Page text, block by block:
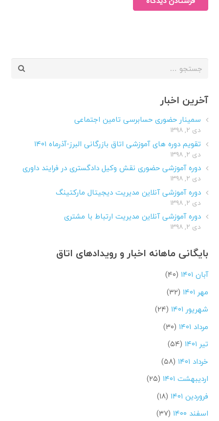
جستجو
آخرین اخبار
سمینار حضوری حسابرسی تامین اجتماعی
دی ۲, ۱۳۹۸
تقویم دوره های آموزشی اتاق بازرگانی البرز-آذرماه ۱۴۰۱
دی ۲, ۱۳۹۸
دوره آموزشی حضوری نقش وکیل دادگستری در فرایند داوری
دی ۲, ۱۳۹۸
دوره آموزشی آنلاین مدیریت دیجیتال مارکتینگ
دی ۲, ۱۳۹۸
دوره آموزشی آنلاین مدیریت ارتباط با مشتری
دی ۲, ۱۳۹۸
بایگانی ماهانه اخبار و رویدادهای اتاق
آبان ۱۴۰۱
(۴۰)
مهر ۱۴۰۱
(۳۲)
شهریور ۱۴۰۱
(۲۴)
مرداد ۱۴۰۱
(۳۰)
تیر ۱۴۰۱
(۵۴)
خرداد ۱۴۰۱
(۵۸)
اردیبهشت ۱۴۰۱
(۲۵)
فروردین ۱۴۰۱
(۱۸)
اسفند ۱۴۰۰
(۳۷)